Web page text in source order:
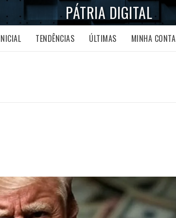
PÁTRIA DIGITAL
TENDÊNCIAS ÚLTIMAS MINHA CONTA